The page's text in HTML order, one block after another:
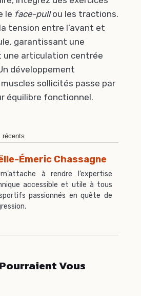
le face-pullou les tractions.
tension entre l’avant et
garantissant une
une articulation centrée
développement
sollicités passe par
équilibre fonctionnel.
récents
Émeric Chassagne
à rendre l’expertise
accessible et utile à tous
passionnés en quête de
Vous